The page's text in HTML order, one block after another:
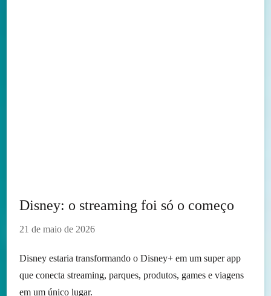
Disney: o streaming foi só o começo
21 de maio de 2026
Disney estaria transformando o Disney+ em um super app
que conecta streaming, parques, produtos, games e viagens
em um único lugar.